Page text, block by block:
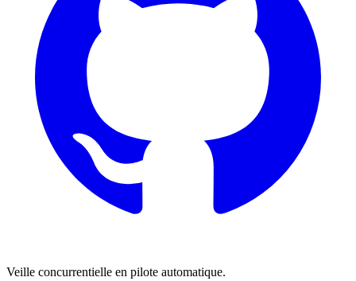
Veille concurrentielle en pilote automatique.